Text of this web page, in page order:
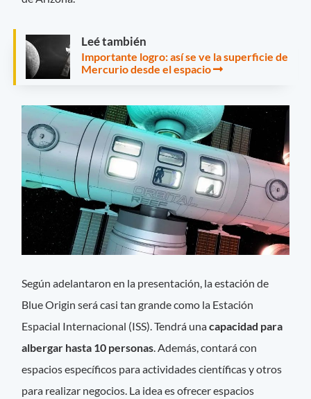
Leé también
Importante logro: así se ve la superficie de
Mercurio desde el espacio
Según adelantaron en la presentación, la estación de
Blue Origin será casi tan grande como la Estación
Espacial Internacional (ISS). Tendrá unacapacidad para
albergar hasta 10 personas . Además, contará con
espacios específicos para actividades científicas y otros
para realizar negocios. La idea es ofrecer espacios